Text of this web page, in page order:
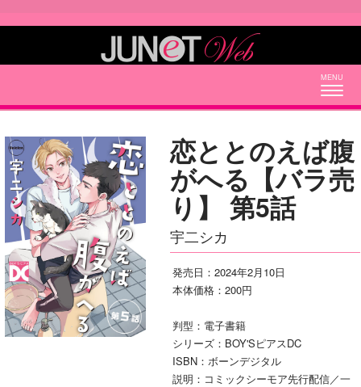
恋ととのえば腹
がへる【バラ売
り】 第5話
宇二シカ
発売日：2024年2月10日
本体価格：200円
判型：電子書籍
シリーズ：BOY'SピアスDC
ISBN：ボーンデジタル
説明：コミックシーモア先行配信／一